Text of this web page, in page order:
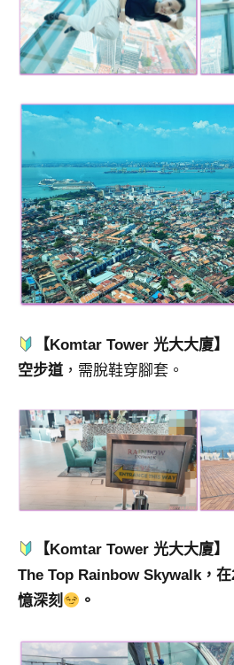
【Komtar Tower 光大大廈
空步道，需脫鞋穿腳套。
【Komtar Tower 光大大廈
The Top Rainbow Skywalk，
憶深刻
。